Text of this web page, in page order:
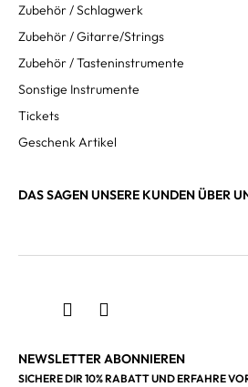
Zubehör / Schlagwerk
Zubehör / Gitarre/Strings
Zubehör / Tasteninstrumente
Sonstige Instrumente
Tickets
Geschenk Artikel
DAS SAGEN UNSERE KUNDEN ÜBER
NEWSLETTER ABONNIEREN
SICHERE DIR 10% RABATT UND ERFAHRE